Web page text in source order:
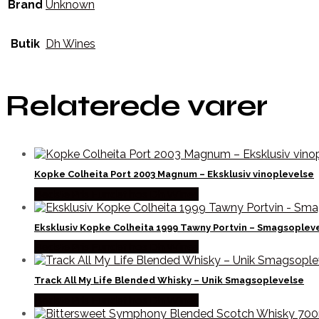
Brand Unknown
Butik Dh Wines
Relaterede varer
Kopke Colheita Port 2003 Magnum – Eksklusiv vinoplevelse
Eksklusiv Kopke Colheita 1999 Tawny Portvin –
Track All My Life Blended Whisky – Unik Smagsoplevelse